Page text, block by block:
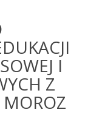
I
Z
MOROZ